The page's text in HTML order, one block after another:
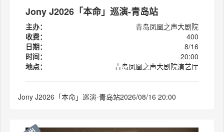
Jony J2026「本命」巡演-青岛站
主办：
青岛凤凰之声大剧院
收费：
400
日期：
8/16
时间：
20:00
地点：
青岛凤凰之声大剧院演艺厅
Jony J2026「本命」巡演-青岛站2026/08/16 20:00